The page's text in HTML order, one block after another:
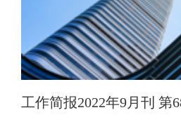
工作简报2022年9月刊 第